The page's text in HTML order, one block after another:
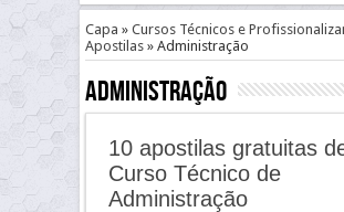
Capa » Cursos Técnicos e
Apostilas » Administração
Administração
10 apostilas gratuitas
Curso Técnico de
Administração